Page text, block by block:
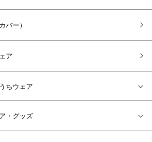
バー）
ア
ちウェア
・グッズ